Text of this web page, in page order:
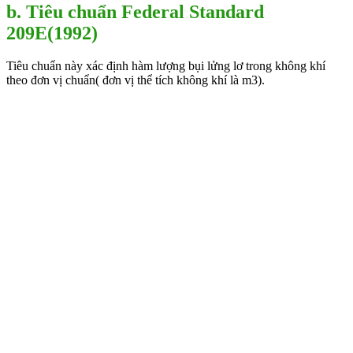
b. Tiêu chuẩn Federal Standard
209E(1992)
Tiêu chuẩn này xác định hàm lượng bụi lửng lơ trong không khí
theo đơn vị chuẩn( đơn vị thể tích không khí là m3).